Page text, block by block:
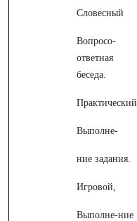
Словесный
Вопросо-
ответная
беседа.
Практический
Выполне-
ние задания.
Игровой,
Выполне-ние